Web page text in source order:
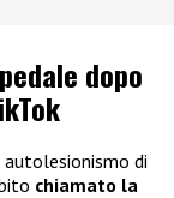
dopo
di
chiamato la